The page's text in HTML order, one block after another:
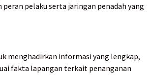
pelaku serta jaringan penadah yang
menghadirkan informasi yang lengkap,
fakta lapangan terkait penanganan